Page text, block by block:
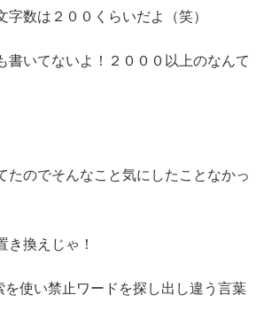
字数は２００くらいだよ（笑）
書いてないよ！２０００以上のなんて
たのでそんなこと気にしたことなかっ
き換えじゃ！
使い禁止ワードを探し出し違う言葉